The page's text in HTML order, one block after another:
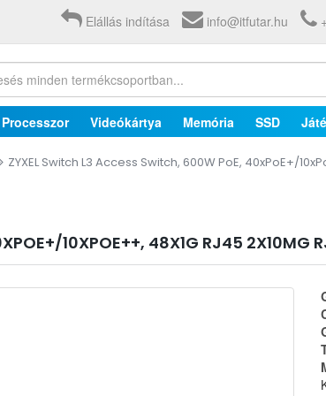
Elállás indítása info@itfutar.hu
Processzor Videókártya Memória SSD
ZYXEL Switch L3 Access Switch, 600W PoE, 40xPoE+/
10XPOE++, 48X1G RJ45 2X10MG